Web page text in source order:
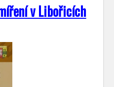
v Libořicích